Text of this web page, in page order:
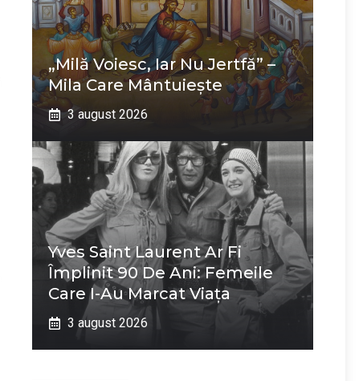
„Milă Voiesc, Iar Nu Jertfă” –
Mila Care Mântuiește
3 august 2026
Yves Saint Laurent Ar Fi
Împlinit 90 De Ani: Femeile
Care I-Au Marcat Viața
3 august 2026